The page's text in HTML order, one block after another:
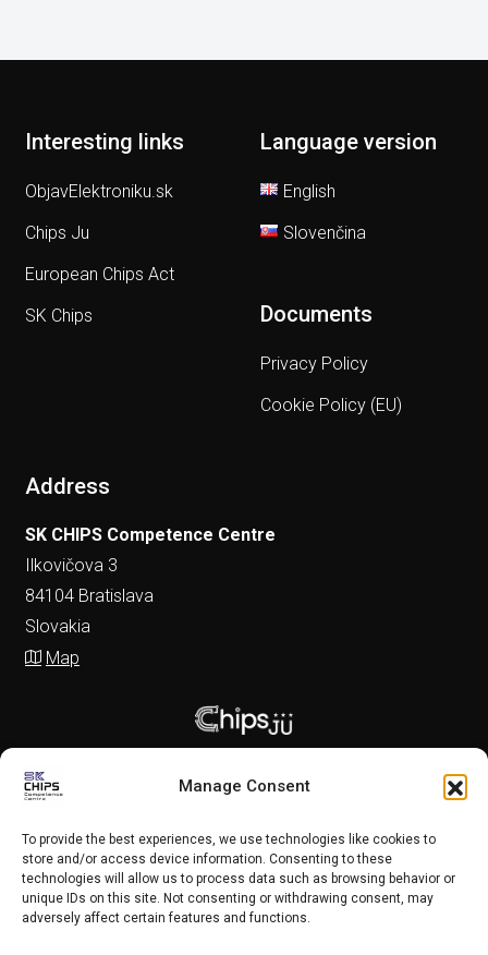
Manage Consent
To provide the best experiences, we use technologies like cookies to
store and/or access device information. Consenting to these
technologies will allow us to process data such as browsing behavior or
unique IDs on this site. Not consenting or withdrawing consent, may
adversely affect certain features and functions.
Interesting links
ObjavElektroniku.sk
Chips Ju
European Chips Act
SK Chips
Language version
English
Slovenčina
Documents
Privacy Policy
Cookie Policy (EU)
Address
SK CHIPS Competence Centre
Ilkovičova 3
84104 Bratislava
Slovakia
Map